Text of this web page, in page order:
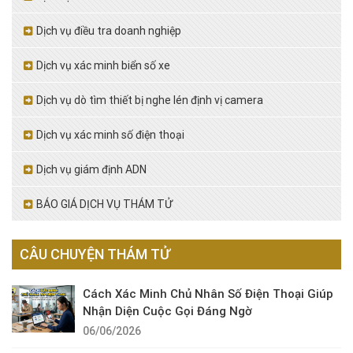
Dịch vụ điều tra doanh nghiệp
Dịch vụ xác minh biển số xe
Dịch vụ dò tìm thiết bị nghe lén định vị camera
Dịch vụ xác minh số điện thoại
Dịch vụ giám định ADN
BÁO GIÁ DỊCH VỤ THÁM TỬ
CÂU CHUYỆN THÁM TỬ
Cách Xác Minh Chủ Nhân Số Điện Thoại Giúp
Nhận Diện Cuộc Gọi Đáng Ngờ
06/06/2026